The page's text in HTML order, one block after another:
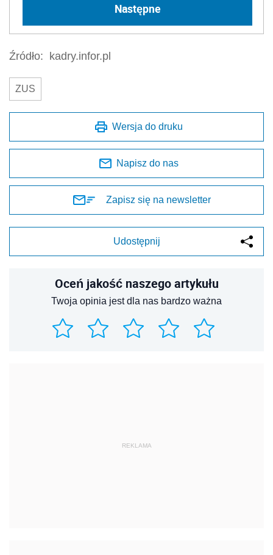
Następne
Źródło: kadry.infor.pl
ZUS
Wersja do druku
Napisz do nas
Zapisz się na newsletter
Udostępnij
Oceń jakość naszego artykułu
Twoja opinia jest dla nas bardzo ważna
REKLAMA